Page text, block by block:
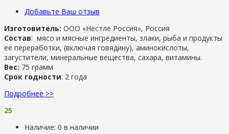
Добавьте Ваш отзыв
Изготовитель: ООО «Нестле Россия», Россия
Состав: мясо и мясные ингредиенты, злаки, рыба и продукты
ее переработки, (включая говядину), аминокислоты,
загустители, минеральные вещества, сахара, витамины.
Вес: 75 грамм
Срок годности: 2 года
Подробнее >>
25
Наличие: 0 в наличии